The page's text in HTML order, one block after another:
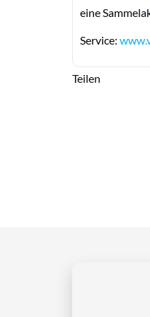
eine
Service:
Teilen